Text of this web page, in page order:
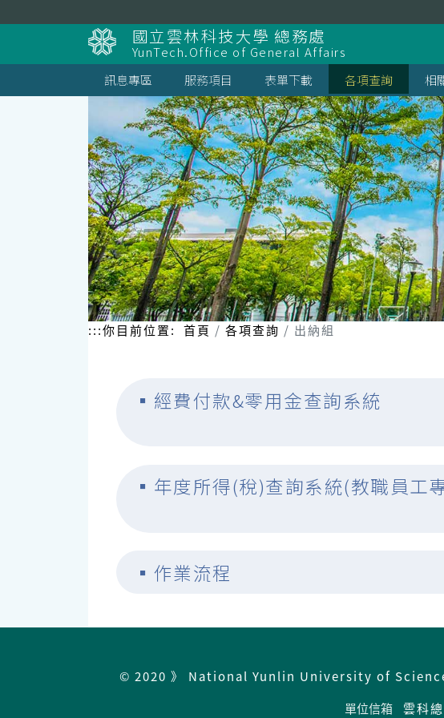
到
主
要
內
容
國立雲林科技大學 總務處
YunTech.Office of General Affairs
訊息專區
服務項目 表單下載 各項查詢 相
:::你目前位置: 首頁 各項查詢 出納組
▪ 經費付款&零用金查詢系統
▪ 年度所得(稅)查詢系統(教職員工
▪ 作業流程
© 2020 》 National Yunlin University of
單位信箱
雲科